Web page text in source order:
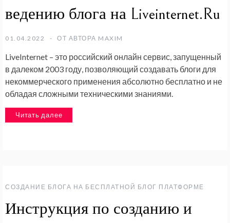
ведению блога на Liveinternet.Ru
01.04.2022 ОТ АВТОРА MAXIM
LiveInternet – это российский онлайн сервис, запущенный
в далеком 2003 году, позволяющий создавать блоги для
некоммерческого применения абсолютно бесплатно и не
обладая сложными техническими знаниями.
Читать далее
СОЗДАНИЕ БЛОГА НА БЕСПЛАТНОЙ БЛОГ ПЛАТФОРМЕ
Инструкция по созданию и